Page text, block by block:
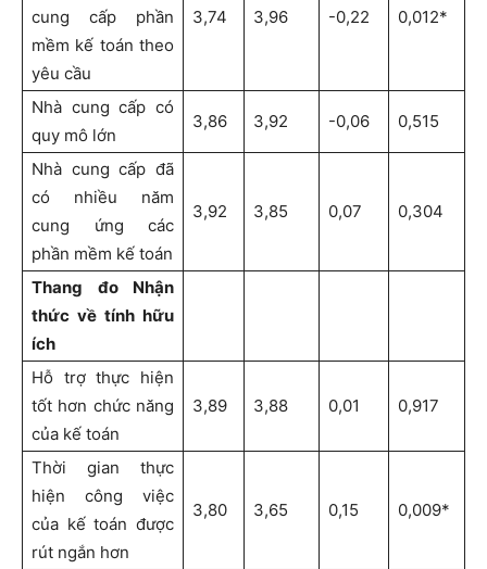
cung cấp phần
mềm kế toán theo
yêu cầu
3,74 3,96 -0,22 0,012*
Nhà cung cấp có
quy mô lớn
3,86 3,92 -0,06 0,515
Nhà cung cấp đã
có nhiều năm
cung ứng các
phần mềm kế toán
3,92 3,85 0,07 0,304
Thang đo Nhận
thức về tính hữu
ích
Hỗ trợ thực hiện
tốt hơn chức năng
của kế toán
3,89 3,88 0,01 0,917
Thời gian thực
hiện công việc
của kế toán được
rút ngắn hơn
3,80 3,65 0,15 0,009*